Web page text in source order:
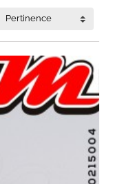
Pertinence